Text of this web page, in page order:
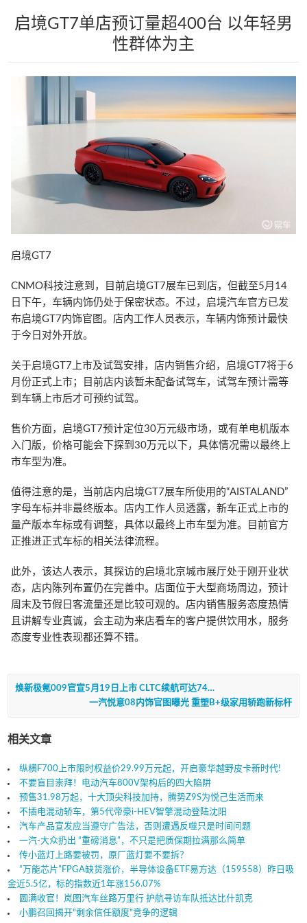
启境GT7单店预订量超400台 以年轻男
性群体为主
启境GT7
CNMO科技注意到，目前启境GT7展车已到店，但截至5月14
日下午，车辆内饰仍处于保密状态。不过，启境汽车官方已发
布启境GT7内饰官图。店内工作人员表示，车辆内饰预计最快
于今日对外开放。
关于启境GT7上市及试驾安排，店内销售介绍，启境GT7将于6
月份正式上市；目前店内该暂未配备试驾车，试驾车预计需等
到车辆上市后才可预约试驾。
售价方面，启境GT7预计定位30万元级市场，或有单电机版本
入门版，价格可能会下探到30万元以下，具体情况需以最终上
市车型为准。
值得注意的是，当前店内启境GT7展车所使用的“AISTALAND”
字母车标并非最终版本。店内工作人员透露，新车正式上市的
量产版本车标或有调整，具体以最终上市车型为准。目前官方
正推进正式车标的相关法律流程。
此外，该达人表示，其探访的启境北京城市展厅处于刚开业状
态，店内陈列布置仍在完善中。店面位于大型商场周边，预计
周末及节假日客流量还是比较可观的。店内销售服务态度热情
且讲解专业真诚，会主动为来店看车的客户提供饮用水，服务
态度专业性表现都还算不错。
焕新极氪009官宣5月19日上市 CLTC续航可达74…
一汽悦意08内饰官图曝光 重塑B+级家用轿跑新标杆
相关文章
纵横F700上市限时权益价29.99万元起，开启豪华越野皮卡新时代!
不要盲目崇拜！电动汽车800V架构后的四大陷阱
预售31.98万起，十大顶尖科技加持，腾势Z9S为悦己生活而来
不插电混动轿车，第5代帝豪i-HEV智擎混动登陆沈阳
汽车产品宣发应当遵守广告法，否则遭遇反噬只是时间问题
一汽-大众扔出 “重磅消息”，不只是把质保期拉满那么简单
传小蓝灯上路要被罚，原厂蓝灯要不要拆？
“万能芯片”FPGA缺货涨价，半导体设备ETF易方达（159558）昨日吸
金近5.5亿，标的指数近1年涨156.07%
圆满收官！岚图汽车丝路万里行 护航寻访车队抵达比什凯克
小鹏召回揭开"剩余信任额度"竞争的逻辑